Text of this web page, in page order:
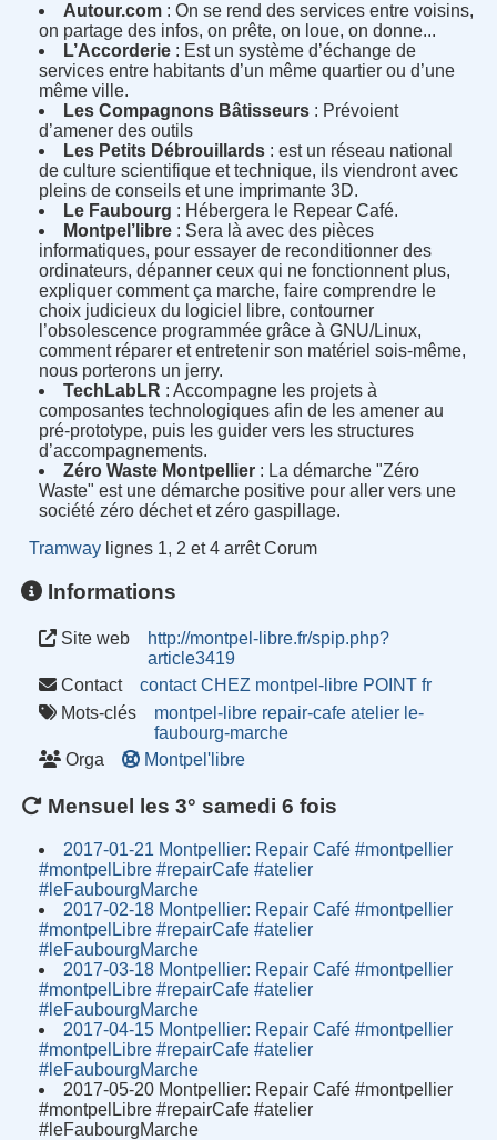
Autour.com : On se rend des services entre voisins,
on partage des infos, on prête, on loue, on donne...
L’Accorderie : Est un système d’échange de
services entre habitants d’un même quartier ou d’une
même ville.
Les Compagnons Bâtisseurs : Prévoient
d’amener des outils
Les Petits Débrouillards : est un réseau national
de culture scientifique et technique, ils viendront avec
pleins de conseils et une imprimante 3D.
Le Faubourg : Hébergera le Repear Café.
Montpel’libre : Sera là avec des pièces
informatiques, pour essayer de reconditionner des
ordinateurs, dépanner ceux qui ne fonctionnent plus,
expliquer comment ça marche, faire comprendre le
choix judicieux du logiciel libre, contourner
l’obsolescence programmée grâce à GNU/Linux,
comment réparer et entretenir son matériel sois-même,
nous porterons un jerry.
TechLabLR : Accompagne les projets à
composantes technologiques afin de les amener au
pré-prototype, puis les guider vers les structures
d’accompagnements.
Zéro Waste Montpellier : La démarche "Zéro
Waste" est une démarche positive pour aller vers une
société zéro déchet et zéro gaspillage.
Tramwaylignes 1, 2 et 4 arrêt Corum
Informations
Site web
http://montpel-libre.fr/spip.php?
article3419
Contact
contact CHEZ montpel-libre POINT fr
Mots-clés
montpel-libre repair-cafe atelier le-
faubourg-marche
Orga
Montpel'libre
Mensuel les 3° samedi 6 fois
2017-01-21 Montpellier: Repair Café #montpellier
#montpelLibre #repairCafe #atelier
#leFaubourgMarche
2017-02-18 Montpellier: Repair Café #montpellier
#montpelLibre #repairCafe #atelier
#leFaubourgMarche
2017-03-18 Montpellier: Repair Café #montpellier
#montpelLibre #repairCafe #atelier
#leFaubourgMarche
2017-04-15 Montpellier: Repair Café #montpellier
#montpelLibre #repairCafe #atelier
#leFaubourgMarche
2017-05-20 Montpellier: Repair Café #montpellier
#montpelLibre #repairCafe #atelier
#leFaubourgMarche